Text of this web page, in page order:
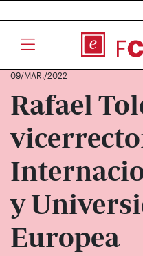
09/MAR./2022
Rafael
y
Europea